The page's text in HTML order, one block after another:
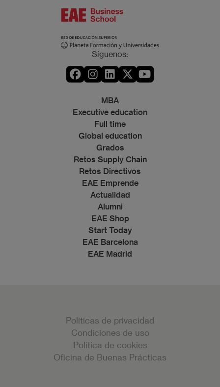
Síguenos:
MBA
Executive education
Full time
Global education
Grados
Retos Supply Chain
Retos Directivos
EAE Emprende
Actualidad
Alumni
EAE Shop
Start Today
EAE Barcelona
EAE Madrid
Políticas de privacidad
Condiciones de uso
Política de cookies
Oficina de Buenas Prácticas